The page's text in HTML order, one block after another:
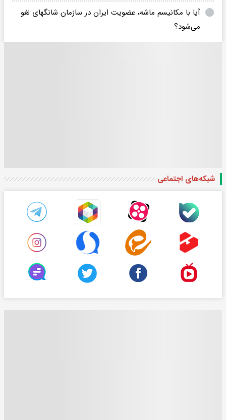
آیا با مکانیسم ماشه، عضویت ایران در سازمان شانگهای لغو
می‌شود؟
شبکه‌های اجتماعی